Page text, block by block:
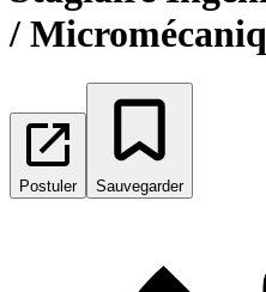
/
Postuler Sauvegarder